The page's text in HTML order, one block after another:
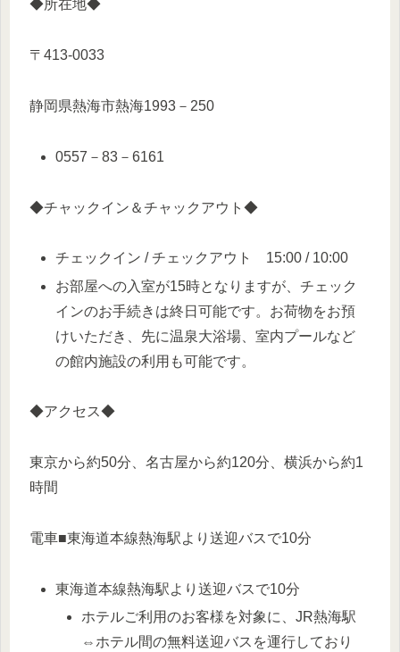
◆所在地◆
〒413-0033
静岡県熱海市熱海1993－250
0557－83－6161
◆チャックイン＆チャックアウト◆
チェックイン / チェックアウト 15:00 / 10:00
お部屋への入室が15時となりますが、チェック
インのお手続きは終日可能です。お荷物をお預
けいただき、先に温泉大浴場、室内プールなど
の館内施設の利用も可能です。
◆アクセス◆
東京から約50分、名古屋から約120分、横浜から約1
時間
電車■東海道本線熱海駅より送迎バスで10分
東海道本線熱海駅より送迎バスで10分
ホテルご利用のお客様を対象に、JR熱海駅
⇔ホテル間の無料送迎バスを運行しており